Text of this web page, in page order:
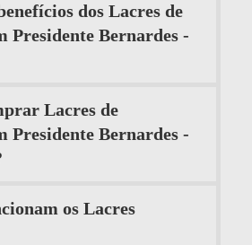
dos Lacres de
Presidente Bernardes -
Lacres de
Presidente Bernardes -
os Lacres